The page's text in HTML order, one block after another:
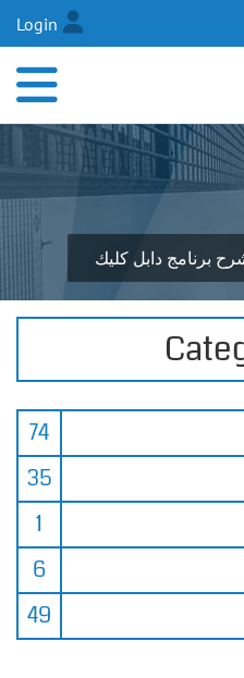
Login
برنامج دابل كليك
74
35
1
6
49